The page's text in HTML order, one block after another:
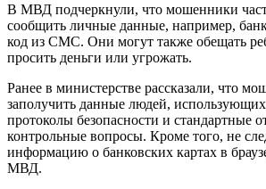
В МВД подчеркнули, что мошенники
сообщить личные данные, например,
код из СМС. Они могут также обещать
просить деньги или угрожать.
Ранее в министерстве рассказали, что
заполучить данные людей,
протоколы безопасности и стандартные
контрольные вопросы. Кроме того, не
информацию о банковских картах в
МВД.